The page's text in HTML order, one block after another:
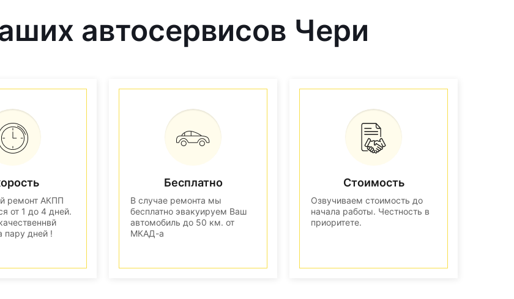
автосервисов Чери
ремонт АКПП
от 1 до 4 дней.
пару дней !
Бесплатно
В случае ремонта мы
бесплатно эвакуируем Ваш
автомобиль до 50 км. от
МКАД-а
Стоимость
Озвучиваем стоимость до
начала работы. Честность в
приоритете.